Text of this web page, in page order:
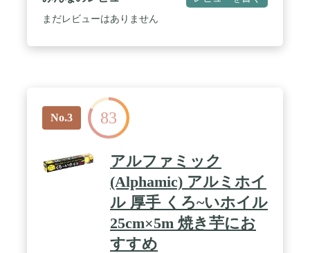
まだレビューはありません
No.3 83
アルファミック
(Alphamic) アルミホイ
ル 厚手 くろ~いホイル
25cm×5m 焼き芋にお
すすめ